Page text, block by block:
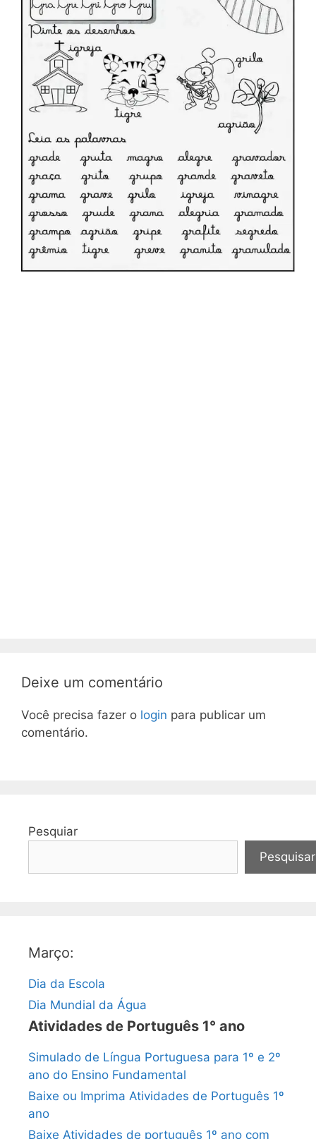
Deixe um comentário
Você precisa fazer o login para publicar um
comentário.
Pesquiar
Pesquisar
Março:
Dia da Escola
Dia Mundial da Água
Atividades de Português 1° ano
Simulado de Língua Portuguesa para 1º e 2º
ano do Ensino Fundamental
Baixe ou Imprima Atividades de Português 1º
ano
Baixe Atividades de português 1º ano com